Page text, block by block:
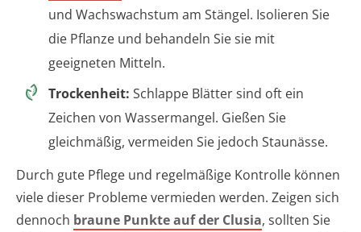
und Wachswachstum am Stängel. Isolieren Sie
die Pflanze und behandeln Sie sie mit
geeigneten Mitteln.
Trockenheit: Schlappe Blätter sind oft ein
Zeichen von Wassermangel. Gießen Sie
gleichmäßig, vermeiden Sie jedoch Staunässe.
Durch gute Pflege und regelmäßige Kontrolle können
viele dieser Probleme vermieden werden. Zeigen sich
dennoch braune Punkte auf der Clusia, sollten Sie